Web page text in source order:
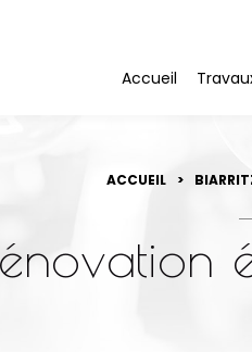
Accueil
ACCUEIL